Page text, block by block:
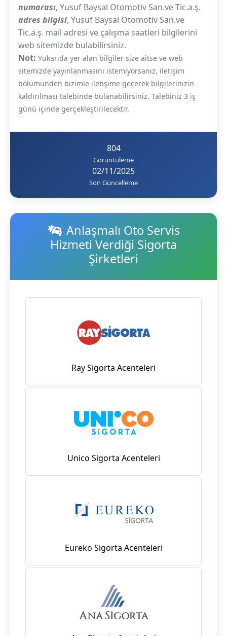
numarası, Yusuf Baysal Otomotiv San.ve Tic.a.ş.
adres bilgisi, Yusuf Baysal Otomotiv San.ve
Tic.a.ş. mail adresi ve çalışma saatleri bilgilerini
web sitemizde bulabilirsiniz.
Not: Yukarıda yer alan bilgiler size aitse ve web
sitemizde yayınlanmasını istemiyorsanız, iletişim
bölümünden bizimle iletişime geçerek bilgilerinizin
kaldırılması talebinde bulanabilirsiniz. Talebiniz 3 iş
günü içinde gerçekleştirilecektir.
804
Görüntüleme
02/11/2025
Son Güncelleme
Anlaşmalı Oto Servis
Hizmeti Verdiği Sigorta
Şirketleri
Ray Sigorta Acenteleri
Unico Sigorta Acenteleri
Eureko Sigorta Acenteleri